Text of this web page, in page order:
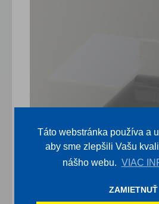
Táto webstránka používa a
aby sme zlepšili Vašu
nášho webu. VIAC
ZAMIETNUŤ